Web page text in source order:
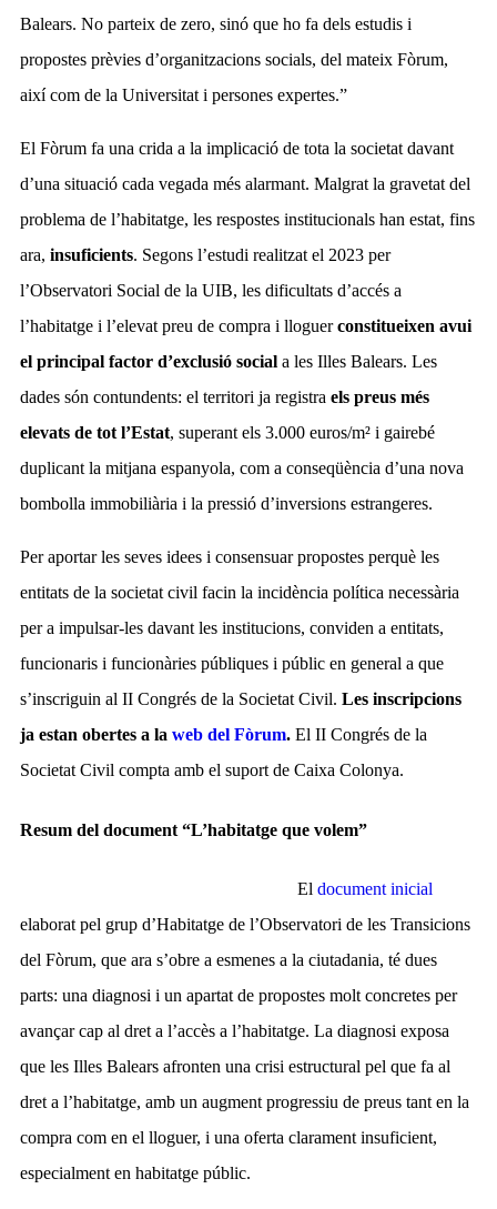
Balears. No parteix de zero, sinó que ho fa dels estudis i
propostes prèvies d’organitzacions socials, del mateix Fòrum,
així com de la Universitat i persones expertes.”
El Fòrum fa una crida a la implicació de tota la societat davant
d’una situació cada vegada més alarmant. Malgrat la gravetat del
problema de l’habitatge, les respostes institucionals han estat, fins
ara, insuficients. Segons l’estudi realitzat el 2023 per
l’Observatori Social de la UIB, les dificultats d’accés a
l’habitatge i l’elevat preu de compra i lloguerconstitueixen avui
el principal factor d’exclusió social a les Illes Balears. Les
dades són contundents: el territori ja registra els preus més
elevats de tot l’Estat, superant els 3.000 euros/m² i gairebé
duplicant la mitjana espanyola, com a conseqüència d’una nova
bombolla immobiliària i la pressió d’inversions estrangeres.
Per aportar les seves idees i consensuar propostes perquè les
entitats de la societat civil facin la incidència política necessària
per a impulsar-les davant les institucions, conviden a entitats,
funcionaris i funcionàries públiques i públic en general a que
s’inscriguin al II Congrés de la Societat Civil. Les inscripcions
ja estan obertes a la web del Fòrum. El II Congrés de la
Societat Civil compta amb el suport de Caixa Colonya.
Resum del document “L’habitatge que volem”
El document inicial
elaborat pel grup d’Habitatge de l’Observatori de les Transicions
del Fòrum, que ara s’obre a esmenes a la ciutadania, té dues
parts: una diagnosi i un apartat de propostes molt concretes per
avançar cap al dret a l’accès a l’habitatge. La diagnosi exposa
que les Illes Balears afronten una crisi estructural pel que fa al
dret a l’habitatge, amb un augment progressiu de preus tant en la
compra com en el lloguer, i una oferta clarament insuficient,
especialment en habitatge públic.